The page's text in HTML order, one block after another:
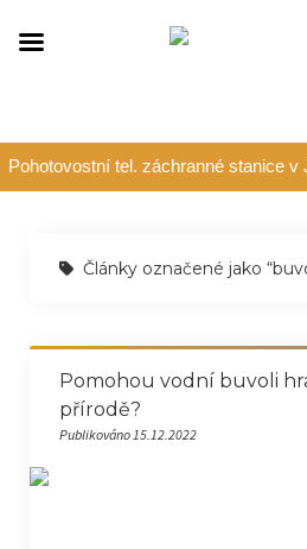
Pohotovostní tel. záchranné stanice v
Články označené jako
Pomohou vodní buvoli
přírodě?
Publikováno 15.12.2022